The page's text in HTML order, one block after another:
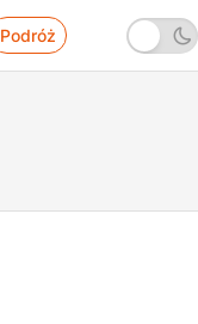
Podróż